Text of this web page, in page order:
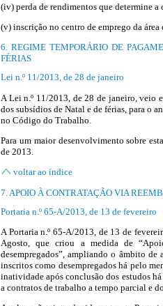
(iv) perda de rendimentos que determine a
(v) inscrição no centro de emprego da área
6. REGIME TEMPORÁRIO DE
FÉRIAS
Lei n.º 11/2013, de 28 de janeiro
A Lei n.º 11/2013, de 28 de janeiro, veio
dos subsídios de Natal e de férias, para o
no Código do Trabalho.
Para um maior desenvolvimento sobre
de 2013.
voltar ao índice
7. APOIO À CONTRATAÇÃO VIA
Portaria n.º 65-A/2013, de 13 de fevereiro
A Portaria n.º 65-A/2013, de 13 de
Agosto, que criou a medida de
desempregados”, ampliando o âmbito
inscritos como desempregados há pelo
inatividade após conclusão dos estudos
a contratos de trabalho a tempo parcial e